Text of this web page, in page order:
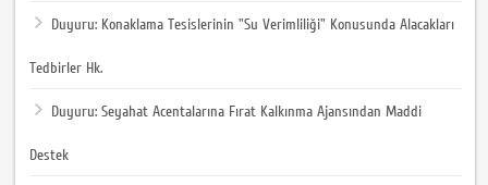
Duyuru: Konaklama Tesislerinin "Su Verimliliği" Konusunda Alacakları
Tedbirler Hk.
Duyuru: Seyahat Acentalarına Fırat Kalkınma Ajansından Maddi
Destek